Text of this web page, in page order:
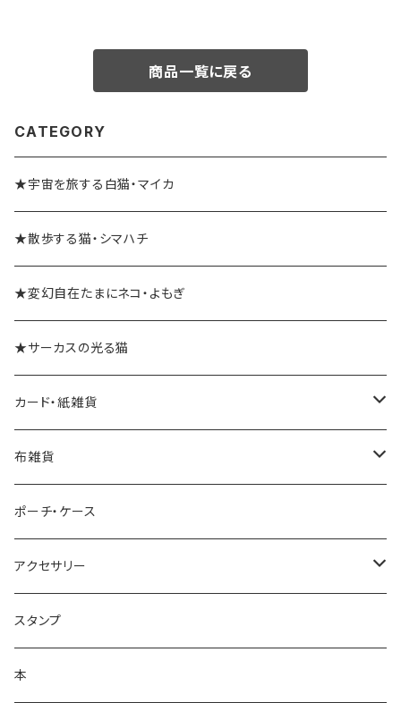
商品一覧に戻る
CATEGORY
★宇宙を旅する白猫・マイカ
★散歩する猫・シマハチ
★変幻自在たまにネコ・よもぎ
★サーカスの光る猫
カード・紙雑貨
ポストカード
レターセット・便箋
ノート・メモ帳
ラッピングペーパー
ポスター
布雑貨
手ぬぐい
手ぬぐいハンカチ
クリーナークロス
バッグ
ポーチ・ケース
アクセサリー
ネックレス
バッジ・ブローチ
スタンプ
本